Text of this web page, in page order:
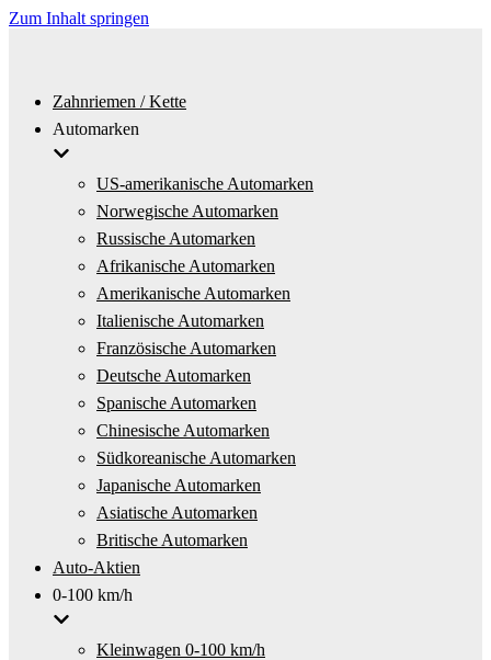
Zum Inhalt springen
Zahnriemen / Kette
Automarken
US-amerikanische Automarken
Norwegische Automarken
Russische Automarken
Afrikanische Automarken
Amerikanische Automarken
Italienische Automarken
Französische Automarken
Deutsche Automarken
Spanische Automarken
Chinesische Automarken
Südkoreanische Automarken
Japanische Automarken
Asiatische Automarken
Britische Automarken
Auto-Aktien
0-100 km/h
Kleinwagen 0-100 km/h